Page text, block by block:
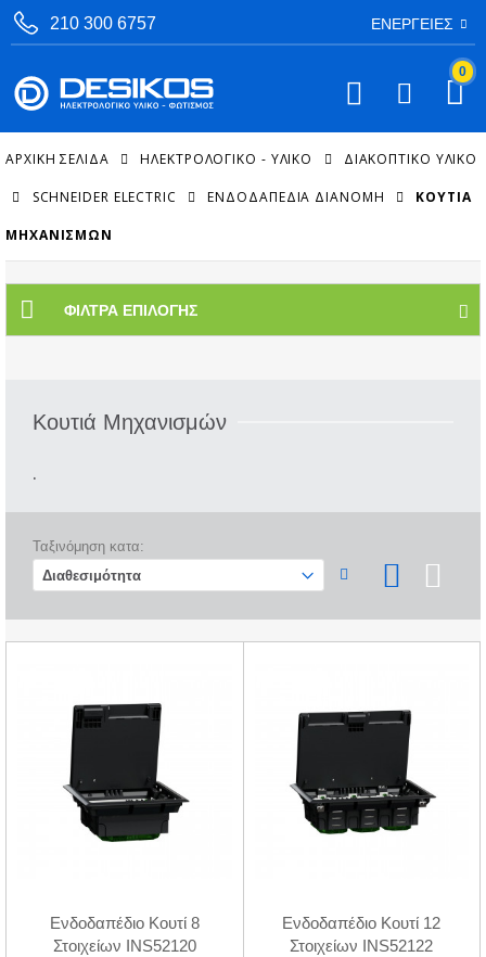
210 300 6757 ΕΝΈΡΓΕΙΕΣ
0
ΑΡΧΙΚΉ ΣΕΛΊΔΑ ΗΛΕΚΤΡΟΛΟΓΙΚΟ - ΥΛΙΚΟ ΔΙΑΚΟΠΤΙΚΌ ΥΛΙΚΌ
SCHNEIDER ELECTRIC ΕΝΔΟΔΑΠΈΔΙΑ ΔΙΑΝΟΜΉ ΚΟΥΤΙΆ
ΜΗΧΑΝΙΣΜΏΝ
ΦΊΛΤΡΑ ΕΠΙΛΟΓΉΣ
Κουτιά Μηχανισμών
.
Ταξινόμηση κατα:
Ενδοδαπέδιο Κουτί 8
Στοιχείων INS52120
Ενδοδαπέδιο Κουτί 12
Στοιχείων INS52122